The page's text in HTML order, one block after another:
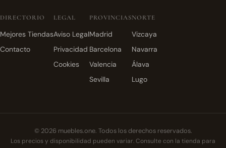
DIRECTORIO
Mejores Tiendas
Contacto
LEGAL
Aviso Legal
Privacidad
Cookies
PROVINCIAS
Madrid
Barcelona
Valencia
Sevilla
NORTE
Vizcaya
Navarra
Álava
Lugo
© 2026 muebles.one. Todos los derechos reservados.
Los precios y disponibilidad pueden variar. Consulte con la tienda para